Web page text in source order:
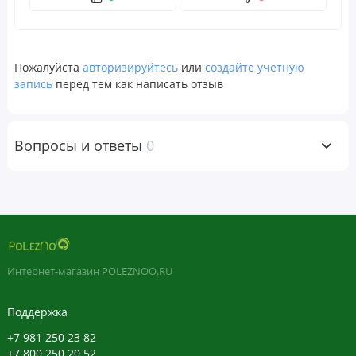
Пожалуйста авторизируйтесь или создайте учетную
запись перед тем как написать отзыв
Вопросы и ответы 0
Интернет-магазин POLEZNOO.RU
Поддержка
+7 981 250 23 82